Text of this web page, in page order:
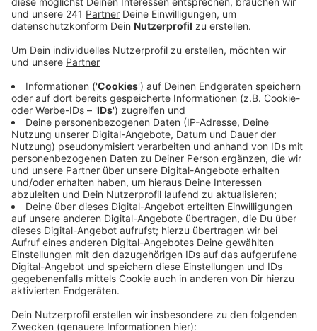
Sachspenden.
Veröffentlicht:Freitag, 19.05.2023 08:55
Deshalb ist die Ausgabe Freitag und Samstag
geschlossen – ab Montag (22.05.)können wieder
Baustoffe abgeholt werden, teilte der Leiter des
Zentrums mit. Im Baustoffspendenlager werden die
Sachen von vielen freiwilligen Helfern angenommen
und mithilfe von Gabelstaplern verstaut, heißt es.
Gesponsert und durchgeführt wird die Aktion von dem
Verein „Helferschwein“. Betroffene der
Flutkatastrophe bekommen im Baustoffspendenlager
in Erftstadt auch fast zwei Jahre später immer noch
kostenlose Baumaterialien. Davon profitieren auch
Baustoffe für den Wiederaufbau holen können.